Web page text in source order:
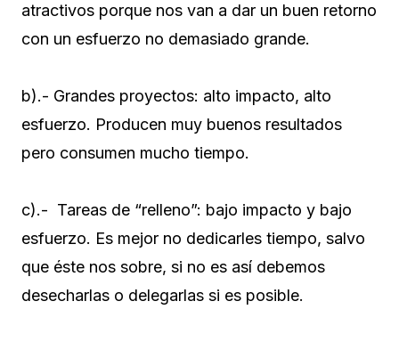
atractivos porque nos van a dar un buen retorno
con un esfuerzo no demasiado grande.
b).- Grandes proyectos: alto impacto, alto
esfuerzo. Producen muy buenos resultados
pero consumen mucho tiempo.
c).- Tareas de “relleno”: bajo impacto y bajo
esfuerzo. Es mejor no dedicarles tiempo, salvo
que éste nos sobre, si no es así debemos
desecharlas o delegarlas si es posible.